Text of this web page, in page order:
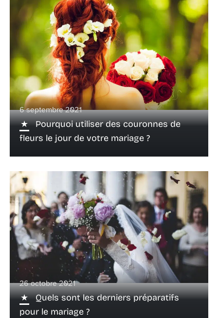
6 septembre 2021
Pourquoi utiliser des couronnes de
fleurs le jour de votre mariage ?
26 octobre 2021
Quels sont les derniers préparatifs
pour le mariage ?